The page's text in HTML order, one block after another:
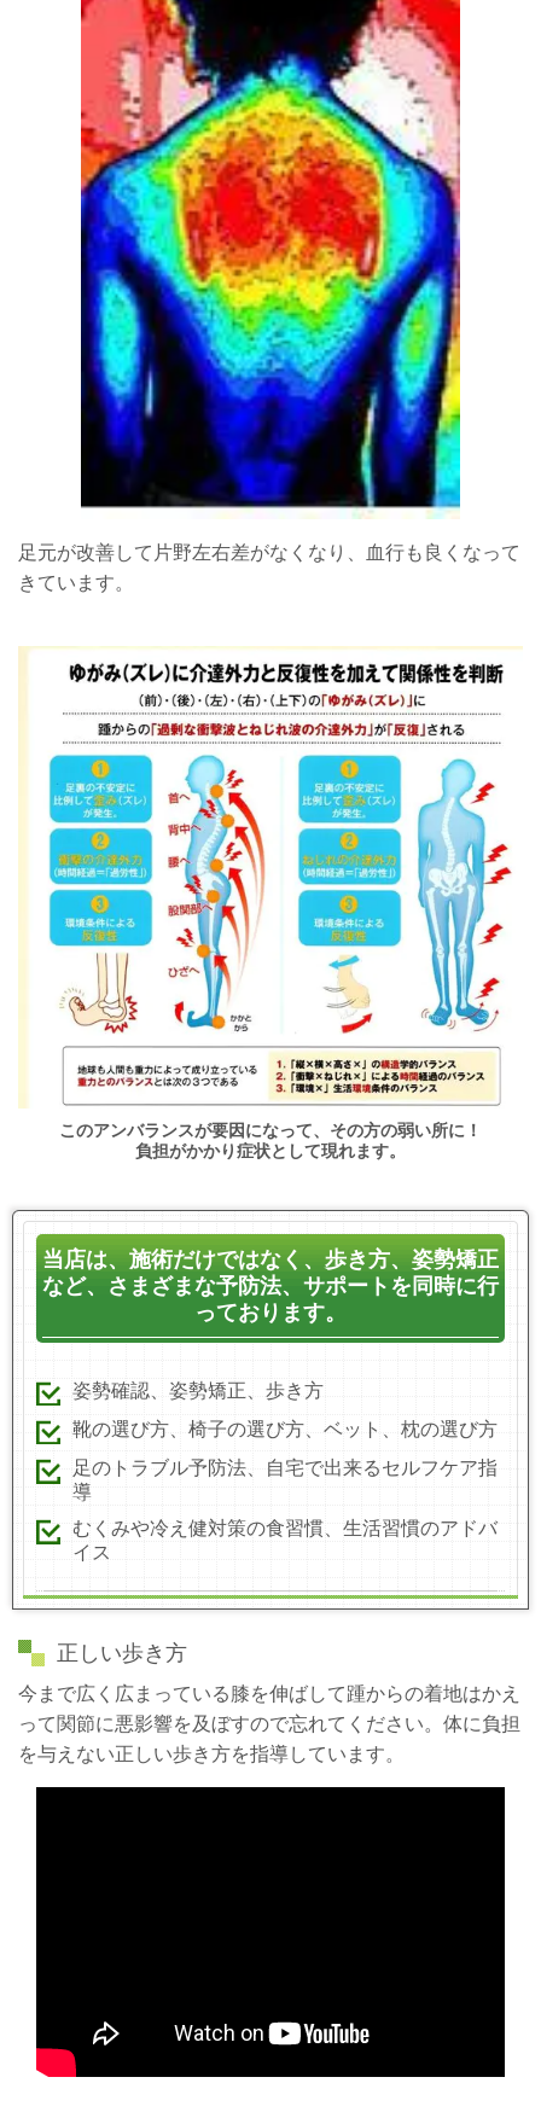
足元が改善して片野左右差がなくなり、血行も良くなって
きています。
このアンバランスが要因になって、その方の弱い所に！
負担がかかり症状として現れます。
当店は、施術だけではなく、歩き方、姿勢矯正
など、さまざまな予防法、サポートを同時に行
っております。
姿勢確認、姿勢矯正、歩き方
靴の選び方、椅子の選び方、ベット、枕の選び方
足のトラブル予防法、自宅で出来るセルフケア指
導
むくみや冷え健対策の食習慣、生活習慣のアドバ
イス
正しい歩き方
今まで広く広まっている膝を伸ばして踵からの着地はかえ
って関節に悪影響を及ぼすので忘れてください。体に負担
を与えない正しい歩き方を指導しています。